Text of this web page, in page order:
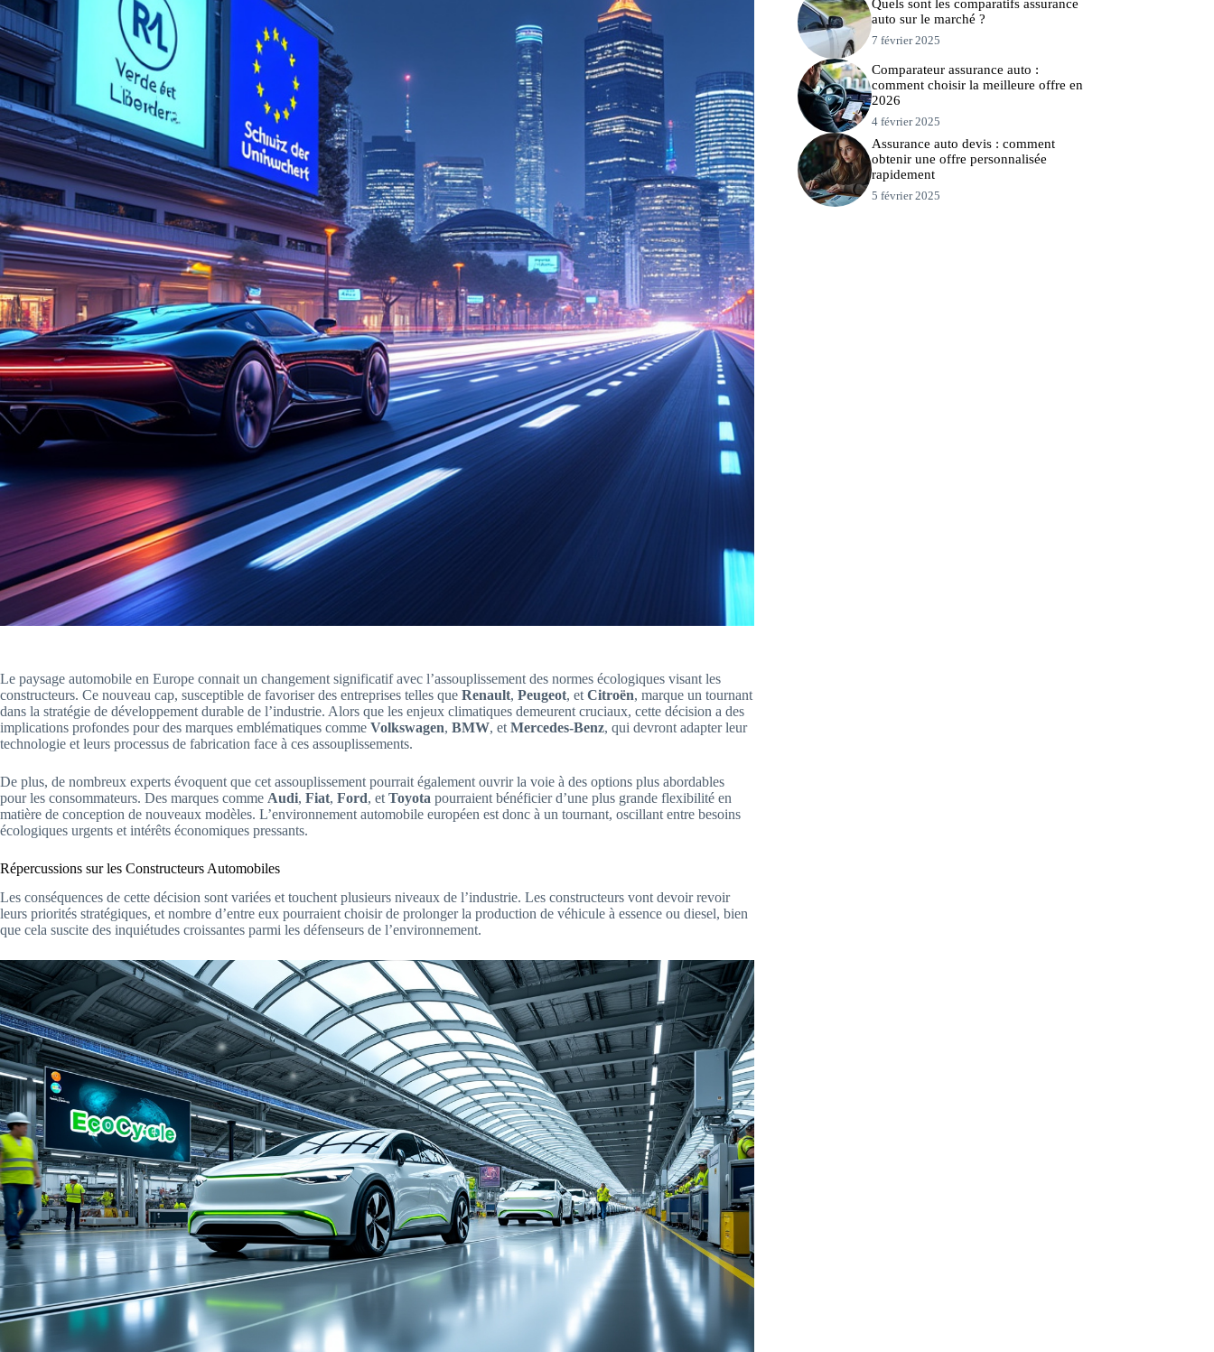
Le paysage automobile en Europe connait un changement significatif avec l’assouplissement des normes écologiques visant les
constructeurs. Ce nouveau cap, susceptible de favoriser des entreprises telles que Renault, Peugeot, et Citroën, marque un tournant
dans la stratégie de développement durable de l’industrie. Alors que les enjeux climatiques demeurent cruciaux, cette décision a des
implications profondes pour des marques emblématiques comme Volkswagen, BMW, et Mercedes-Benz, qui devront adapter leur
technologie et leurs processus de fabrication face à ces assouplissements.
De plus, de nombreux experts évoquent que cet assouplissement pourrait également ouvrir la voie à des options plus abordables
pour les consommateurs. Des marques comme Audi, Fiat, Ford, et Toyota pourraient bénéficier d’une plus grande flexibilité en
matière de conception de nouveaux modèles. L’environnement automobile européen est donc à un tournant, oscillant entre besoins
écologiques urgents et intérêts économiques pressants.
Répercussions sur les Constructeurs Automobiles
Les conséquences de cette décision sont variées et touchent plusieurs niveaux de l’industrie. Les constructeurs vont devoir revoir
leurs priorités stratégiques, et nombre d’entre eux pourraient choisir de prolonger la production de véhicule à essence ou diesel, bien
que cela suscite des inquiétudes croissantes parmi les défenseurs de l’environnement.
Quels sont les comparatifs assurance
auto sur le marché ?
7 février 2025
Comparateur assurance auto :
comment choisir la meilleure offre en
2026
4 février 2025
Assurance auto devis : comment
obtenir une offre personnalisée
rapidement
5 février 2025